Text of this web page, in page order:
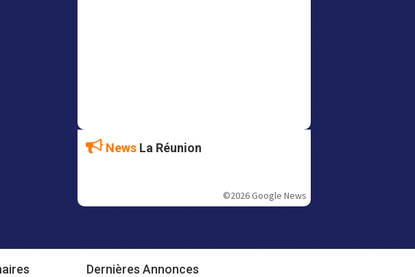
News La Réunion
©2026 Google News
Dernières Annonces